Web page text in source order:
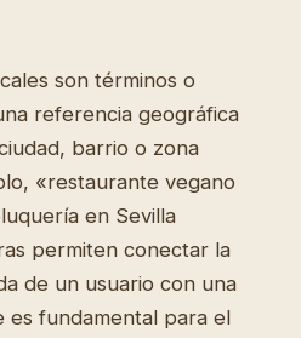
son términos o
referencia geográfica
barrio o zona
«restaurante vegano
en Sevilla
permiten conectar la
de un usuario con una
es fundamental para el